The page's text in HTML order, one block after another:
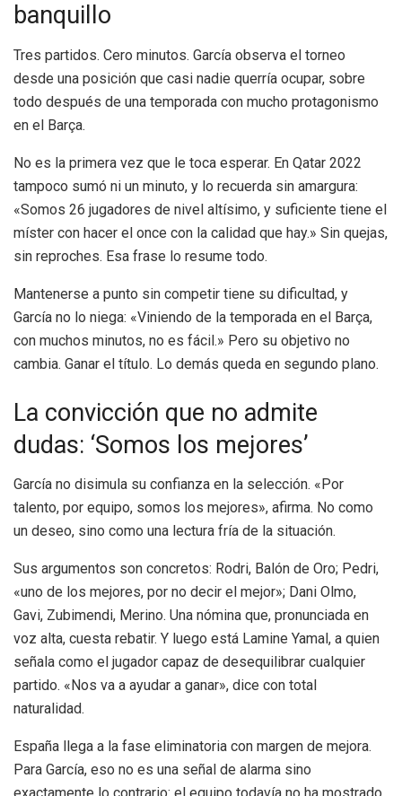
banquillo
Tres partidos. Cero minutos. García observa el torneo
desde una posición que casi nadie querría ocupar, sobre
todo después de una temporada con mucho protagonismo
en el Barça.
No es la primera vez que le toca esperar. En Qatar 2022
tampoco sumó ni un minuto, y lo recuerda sin amargura:
«Somos 26 jugadores de nivel altísimo, y suficiente tiene el
míster con hacer el once con la calidad que hay.» Sin quejas,
sin reproches. Esa frase lo resume todo.
Mantenerse a punto sin competir tiene su dificultad, y
García no lo niega: «Viniendo de la temporada en el Barça,
con muchos minutos, no es fácil.» Pero su objetivo no
cambia. Ganar el título. Lo demás queda en segundo plano.
La convicción que no admite
dudas: ‘Somos los mejores’
García no disimula su confianza en la selección. «Por
talento, por equipo, somos los mejores», afirma. No como
un deseo, sino como una lectura fría de la situación.
Sus argumentos son concretos: Rodri, Balón de Oro; Pedri,
«uno de los mejores, por no decir el mejor»; Dani Olmo,
Gavi, Zubimendi, Merino. Una nómina que, pronunciada en
voz alta, cuesta rebatir. Y luego está Lamine Yamal, a quien
señala como el jugador capaz de desequilibrar cualquier
partido. «Nos va a ayudar a ganar», dice con total
naturalidad.
España llega a la fase eliminatoria con margen de mejora.
Para García, eso no es una señal de alarma sino